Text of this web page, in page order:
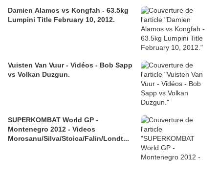
Damien Alamos vs Kongfah - 63.5kg
Lumpini Title February 10, 2012.
Vuisten Van Vuur - Vidéos - Bob Sapp
vs Volkan Duzgun.
SUPERKOMBAT World GP -
Montenegro 2012 - Videos
Morosanu/Silva/Stoica/Falin/Londt...